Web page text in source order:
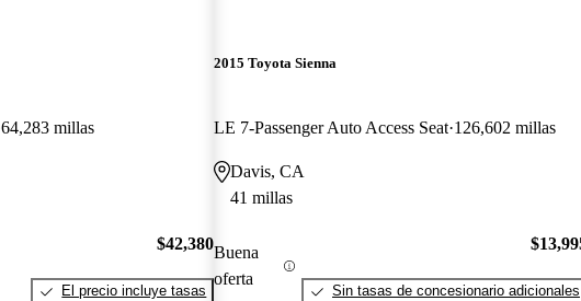
64,283 millas
$42,380
El precio incluye tasas
2015 Toyota Sienna
LE 7-Passenger Auto Access Seat 126,602 millas
Davis, CA
41 millas
Buena
oferta
Sin tasas de concesionario adicionales